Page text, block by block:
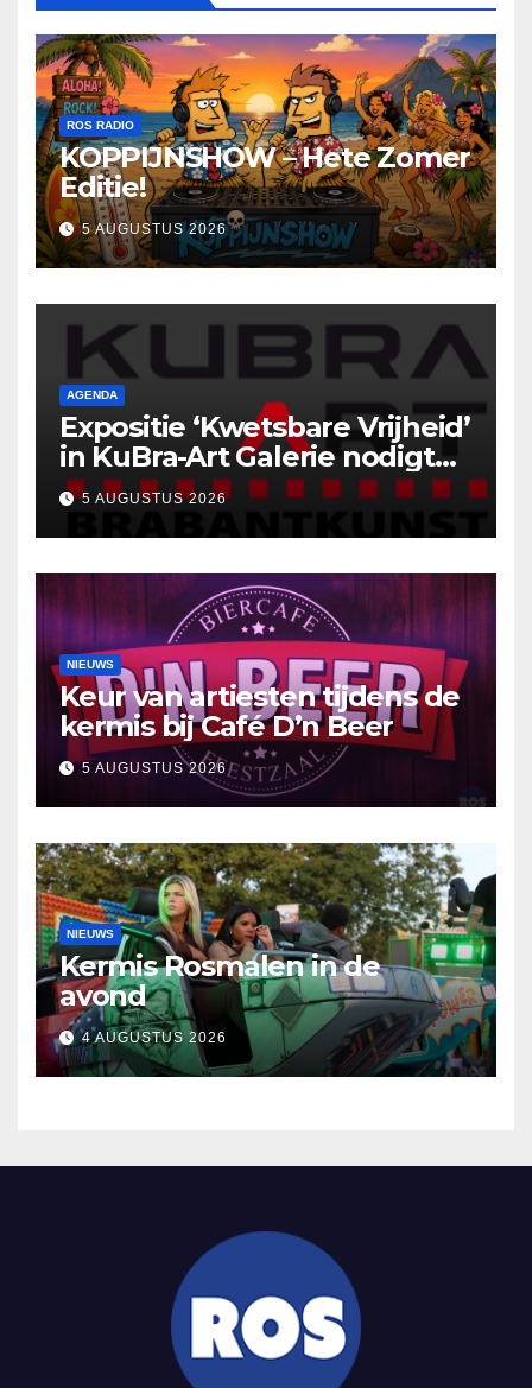
ROS RADIO
KOPPIJNSHOW – Hete Zomer
Editie!
5 AUGUSTUS 2026
AGENDA
Expositie ‘Kwetsbare Vrijheid’
in KuBra-Art Galerie nodigt
uit tot ontmoeting en
reflectie
5 AUGUSTUS 2026
NIEUWS
Keur van artiesten tijdens de
kermis bij Café D’n Beer
5 AUGUSTUS 2026
NIEUWS
Kermis Rosmalen in de
avond
4 AUGUSTUS 2026